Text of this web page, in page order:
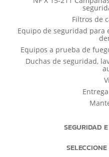
Filtros de
Equipo de seguridad para
Equipos a prueba de
Duchas de seguridad,
SEGURIDAD